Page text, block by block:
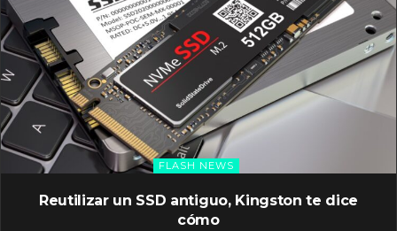
FLASH NEWS
Reutilizar un SSD antiguo, Kingston te dice
cómo